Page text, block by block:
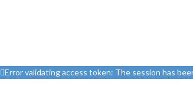
Error validating access token: The session has